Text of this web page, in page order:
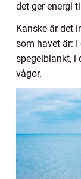
det ger energi
Kanske är det
som havet är:
spegelblankt, i
vågor.